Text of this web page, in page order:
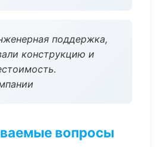
поддержка,
конструкцию и
вопросы